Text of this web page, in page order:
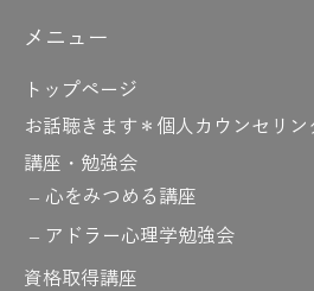
メニュー
トップページ
お話聴きます＊個人カウンセリン
講座・勉強会
心をみつめる講座
アドラー心理学勉強会
資格取得講座